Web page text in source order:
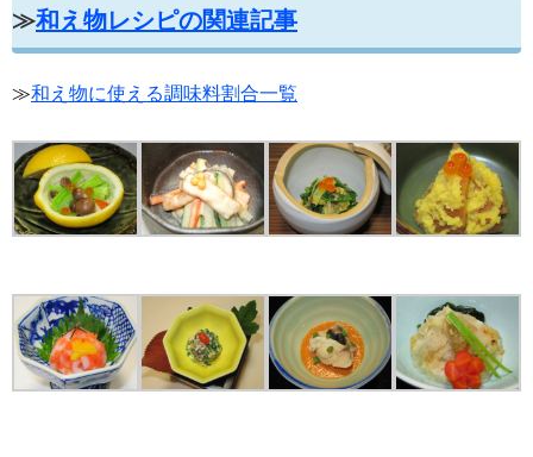
≫和え物レシピの関連記事
≫和え物に使える調味料割合一覧